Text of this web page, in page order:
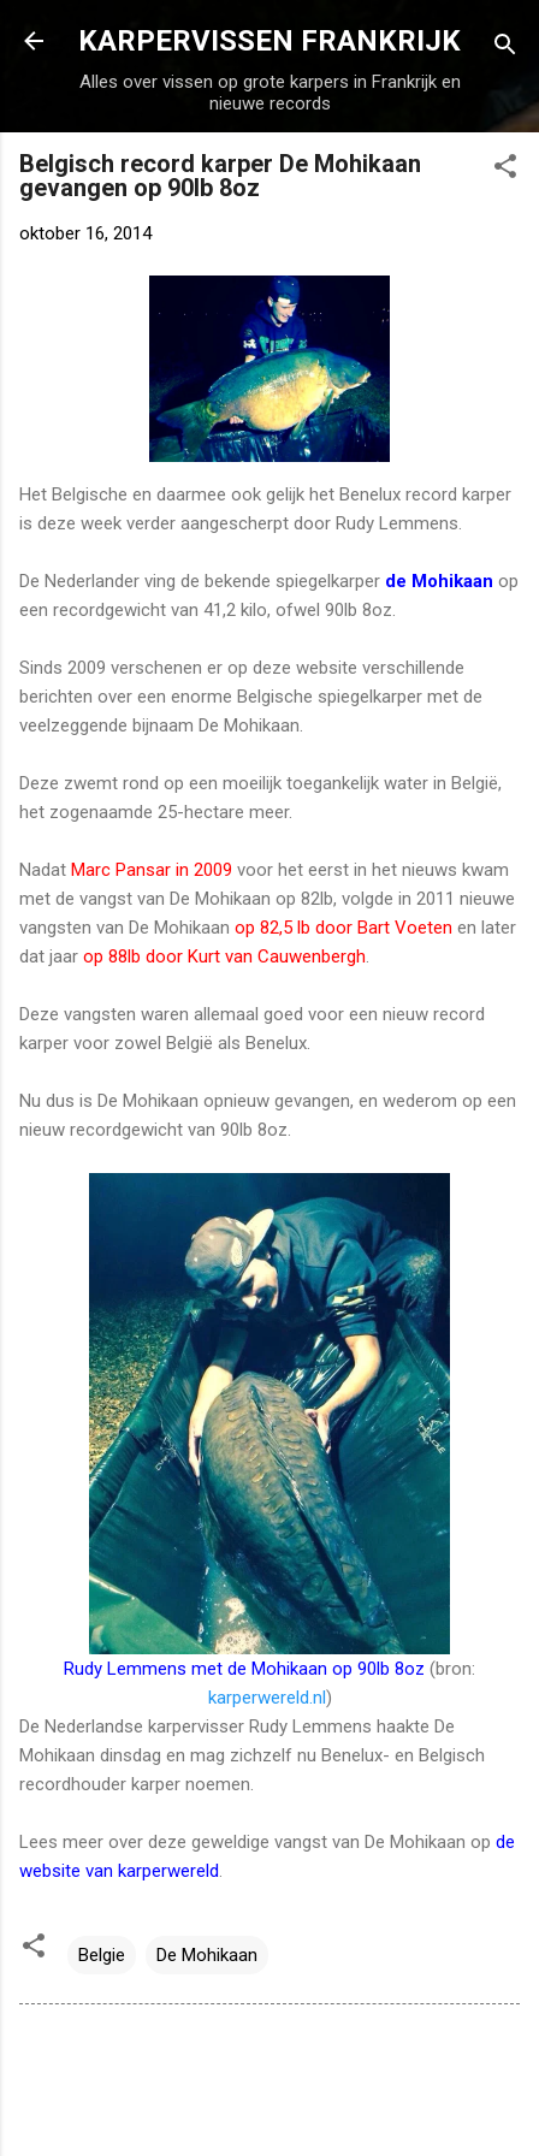
Doorgaan naar hoofdcontent
KARPERVISSEN FRANKRIJK
Alles over vissen op grote karpers in Frankrijk en
nieuwe records
Belgisch record karper De Mohikaan
gevangen op 90lb 8oz
oktober 16, 2014
Het Belgische en daarmee ook gelijk het Benelux record karper
is deze week verder aangescherpt door Rudy Lemmens.
De Nederlander ving de bekende spiegelkarper de Mohikaan op
een recordgewicht van 41,2 kilo, ofwel 90lb 8oz.
Sinds 2009 verschenen er op deze website verschillende
berichten over een enorme Belgische spiegelkarper met de
veelzeggende bijnaam De Mohikaan.
Deze zwemt rond op een moeilijk toegankelijk water in België,
het zogenaamde 25-hectare meer.
Nadat Marc Pansar in 2009 voor het eerst in het nieuws kwam
met de vangst van De Mohikaan op 82lb, volgde in 2011 nieuwe
vangsten van De Mohikaan op 82,5 lb door Bart Voeten en later
dat jaar op 88lb door Kurt van Cauwenbergh
Deze vangsten waren allemaal goed voor een nieuw record
karper voor zowel België als Benelux.
Nu dus is De Mohikaan opnieuw gevangen, en wederom op een
nieuw recordgewicht van 90lb 8oz.
Rudy Lemmens met de Mohikaan op 90lb 8oz (bron:
karperwereld.nl)
De Nederlandse karpervisser Rudy Lemmens haakte De
Mohikaan dinsdag en mag zichzelf nu Benelux- en Belgisch
recordhouder karper noemen.
Lees meer over deze geweldige vangst van De Mohikaan op de
website van karperwereld
Belgie De Mohikaan